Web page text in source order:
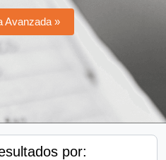
Avanzada »
por: